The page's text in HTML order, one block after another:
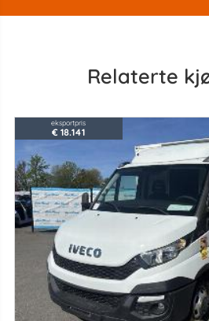
Relaterte
eksportpris
€ 18.141